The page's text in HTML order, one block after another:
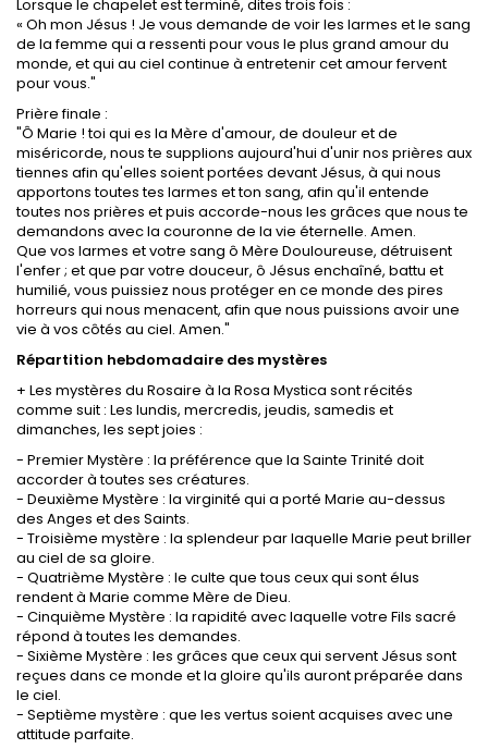
Lorsque le chapelet est terminé, dites trois fois :
« Oh mon Jésus ! Je vous demande de voir les larmes et le sang
de la femme qui a ressenti pour vous le plus grand amour du
monde, et qui au ciel continue à entretenir cet amour fervent
pour vous."
Prière finale :
"Ô Marie ! toi qui es la Mère d'amour, de douleur et de
miséricorde, nous te supplions aujourd'hui d'unir nos prières aux
tiennes afin qu'elles soient portées devant Jésus, à qui nous
apportons toutes tes larmes et ton sang, afin qu'il entende
toutes nos prières et puis accorde-nous les grâces que nous te
demandons avec la couronne de la vie éternelle. Amen.
Que vos larmes et votre sang ô Mère Douloureuse, détruisent
l'enfer ; et que par votre douceur, ô Jésus enchaîné, battu et
humilié, vous puissiez nous protéger en ce monde des pires
horreurs qui nous menacent, afin que nous puissions avoir une
vie à vos côtés au ciel. Amen."
Répartition hebdomadaire des mystères
+ Les mystères du Rosaire à la Rosa Mystica sont récités
comme suit : Les lundis, mercredis, jeudis, samedis et
dimanches, les sept joies :
- Premier Mystère : la préférence que la Sainte Trinité doit
accorder à toutes ses créatures.
- Deuxième Mystère : la virginité qui a porté Marie au-dessus
des Anges et des Saints.
- Troisième mystère : la splendeur par laquelle Marie peut briller
au ciel de sa gloire.
- Quatrième Mystère : le culte que tous ceux qui sont élus
rendent à Marie comme Mère de Dieu.
- Cinquième Mystère : la rapidité avec laquelle votre Fils sacré
répond à toutes les demandes.
- Sixième Mystère : les grâces que ceux qui servent Jésus sont
reçues dans ce monde et la gloire qu'ils auront préparée dans
le ciel.
- Septième mystère : que les vertus soient acquises avec une
attitude parfaite.